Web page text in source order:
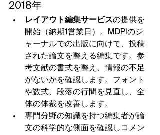
2018年
レイアウト編集サービスの提供を
開始（納期1営業日）。MDPIのジ
ャーナルでの出版に向けて、投稿
された論文を整える編集です。参
考文献の書式を整え、情報の不足
がないかを確認します。フォント
や数式、段落の行間を見直し、全
体の体裁を改善します。
専門分野の知識を持つ編集者が論
文の科学的な側面を確認しコメン